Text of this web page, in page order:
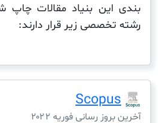
بنیاد مقالات چاپ شده در
زیر قرار دارند:
رسانی فوریه ۲۰۲۲